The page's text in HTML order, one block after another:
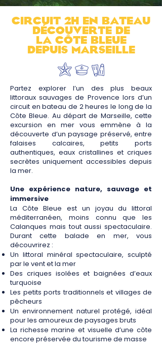
Circuit 2h en bateau
DÉcouverte de
la CÔte Bleue
depuis Marseille
Partez explorer l’un des plus beaux
littoraux sauvages de Provence lors d’un
circuit en bateau de 2 heures le long de la
Côte Bleue. Au départ de Marseille, cette
excursion en mer vous emmène à la
découverte d’un paysage préservé, entre
falaises calcaires, petits ports
authentiques, eaux cristallines et criques
secrètes uniquement accessibles depuis
la mer.
Une expérience nature, sauvage et
immersive
La Côte Bleue est un joyau du littoral
méditerranéen, moins connu que les
Calanques mais tout aussi spectaculaire.
Durant cette balade en mer, vous
découvrirez :
Un littoral minéral spectaculaire, sculpté
par le vent et la mer
Des criques isolées et baignées d’eaux
turquoise
Les petits ports traditionnels et villages de
pêcheurs
Un environnement naturel protégé, idéal
pour les amoureux de paysages bruts
La richesse marine et visuelle d’une côte
encore préservée du tourisme de masse